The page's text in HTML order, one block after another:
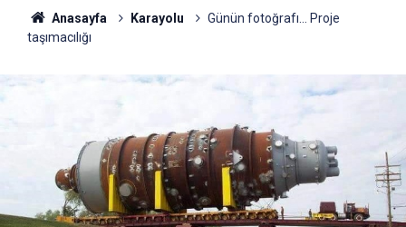
Anasayfa Karayolu
Günün fotoğrafı... Proje
taşımacılığı